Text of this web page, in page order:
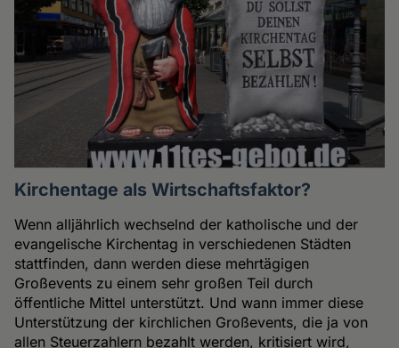
Kirchentage als Wirtschaftsfaktor?
Wenn alljährlich wechselnd der katholische und der
evangelische Kirchentag in verschiedenen Städten
stattfinden, dann werden diese mehrtägigen
Großevents zu einem sehr großen Teil durch
öffentliche Mittel unterstützt. Und wann immer diese
Unterstützung der kirchlichen Großevents, die ja von
allen Steuerzahlern bezahlt werden, kritisiert wird,